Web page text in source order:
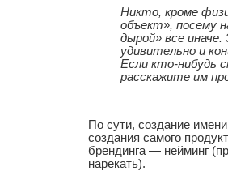
Никто, кроме
объект», посему
дырой» все
удивительно и
Если кто-нибудь
расскажите им
По сути, создание
создания самого
брендинга — нейминг
нарекать).